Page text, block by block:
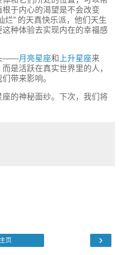
于内心的渴望是不会改变
烂” 的天真快乐派，他们天生
种体验去实现内在的幸福感
——月亮星座和 上升星座来
是活跃在真实世界里的人，
带来影响。
的神秘面纱。下次，我们将
›
主页